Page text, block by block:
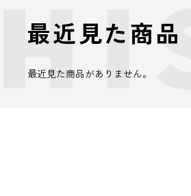
最近見た商品
最近見た商品がありません。